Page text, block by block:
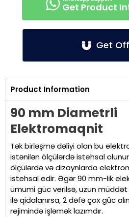
Get Product
Get
Product Information
90 mm Diametrli
Elektromaqnit
Tək birləşmə dəliyi olan bu
istənilən ölçülərdə istehsal
ölçülərdə və dizaynlarda
istehsal edir. Əgər 90 mm-lik
ümumi güc verilsə, uzun
ilə qidalanırsa, 2 dəfə çox güc
rejimində işləmək lazımdır.